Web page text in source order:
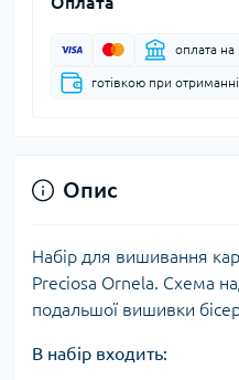
оплата
готівкою при отриманні
Опис
Набір для вишивання
Preciosa Ornela. Схема
подальшої вишивки
В набір входить: